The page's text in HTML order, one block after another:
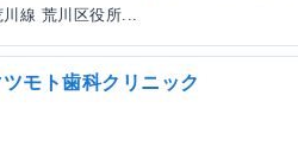
線 荒川区役所...
ツモト歯科クリニック